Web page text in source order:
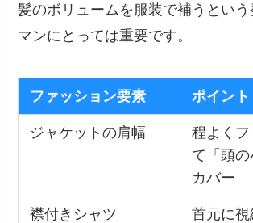
髪のボリュームを服装で補うとい
マンにとっては重要です。
ファッション要素 ポイント
ジャケットの肩幅
程よく
て「頭
カバー
襟付きシャツ
首元に視